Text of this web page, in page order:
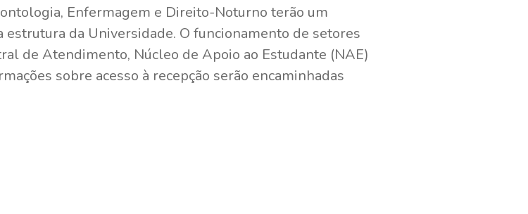
Enfermagem e Direito-Noturno terão um
da Universidade. O funcionamento de setores
de Atendimento, Núcleo de Apoio ao Estudante (NAE)
sobre acesso à recepção serão encaminhadas